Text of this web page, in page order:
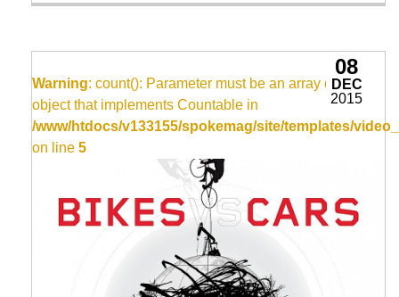
Warning: count(): Parameter must be an array or an
object that implements Countable in
/www/htdocs/v133155/spokemag/site/templates/
on line 5
08
DEC
2015